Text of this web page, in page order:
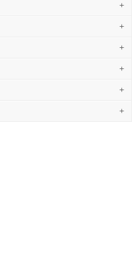
+
+
+
+
+
+